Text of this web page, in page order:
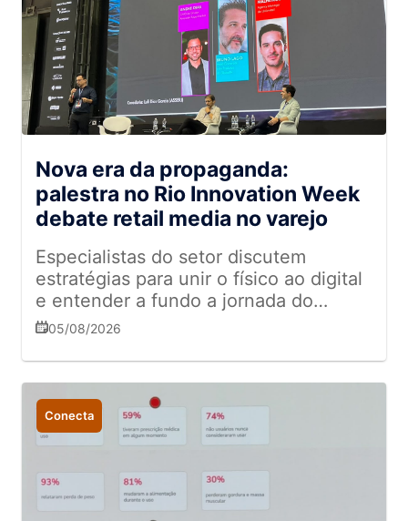
Nova era da propaganda:
palestra no Rio Innovation Week
debate retail media no varejo
Especialistas do setor discutem
estratégias para unir o físico ao digital
e entender a fundo a jornada do
cliente
05/08/2026
Conecta